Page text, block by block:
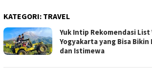
KATEGORI: TRAVEL
Yuk Intip Rekomendasi
Yogyakarta yang Bisa
dan Istimewa